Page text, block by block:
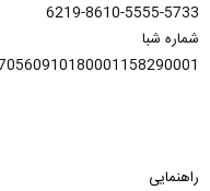
6219-8610-5555-5733
شماره شبا
راهنمایی